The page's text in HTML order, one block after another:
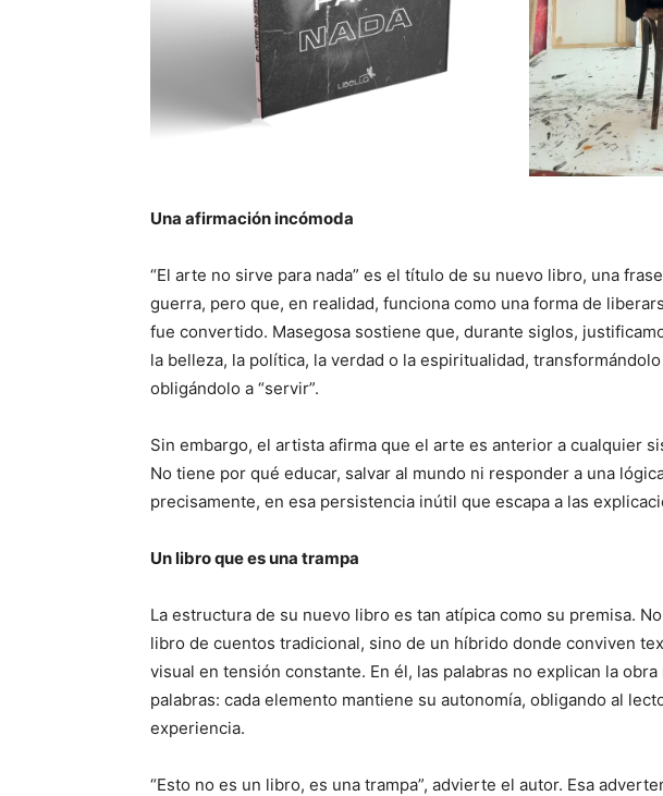
Una afirmación incómoda
“El arte no sirve para nada” es el título de su nuevo libro, una
guerra, pero que, en realidad, funciona como una forma de
fue convertido. Masegosa sostiene que, durante siglos,
la belleza, la política, la verdad o la espiritualidad,
obligándolo a “servir”.
Sin embargo, el artista afirma que el arte es anterior a cualquier
No tiene por qué educar, salvar al mundo ni responder a una
precisamente, en esa persistencia inútil que escapa a las
Un libro que es una trampa
La estructura de su nuevo libro es tan atípica como su premisa.
libro de cuentos tradicional, sino de un híbrido donde conviven
visual en tensión constante. En él, las palabras no explican la
palabras: cada elemento mantiene su autonomía, obligando al
experiencia.
“Esto no es un libro, es una trampa”, advierte el autor. Esa